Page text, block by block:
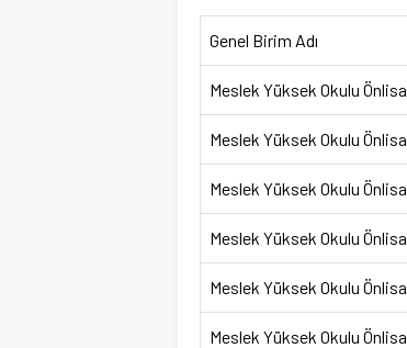
Genel Birim Adı
Meslek Yüksek Okulu
Meslek Yüksek Okulu
Meslek Yüksek Okulu
Meslek Yüksek Okulu
Meslek Yüksek Okulu
Meslek Yüksek Okulu